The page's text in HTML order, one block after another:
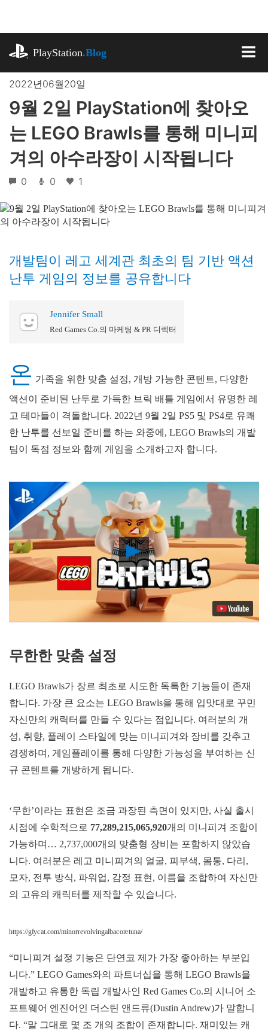
로
뛰
PlayStation.Blog
2022년06월20일
9월 2일 PlayStation에 찾아오
는 LEGO Brawls를 통해 미니피
겨의 아수라장이 시작됩니다
0 0 1
개발팀이 레고 세계관 최초의 팀 기반 액션
난투 게임의 정보를 공유합니다
Jennifer Small
Red Games Co.의 마케팅 & PR 디렉터
온 가족을 위한 맞춤 설정, 개방 가능한 콘텐트, 다양한
액션이 준비된 난투로 가득한 브릭 배틀 게임에서 유명한 레
고 테마들이 격돌합니다. 2022년 9월 2일 PS5 및 PS4로 유쾌
한 난투를 선보일 준비를 하는 와중에, LEGO Brawls의 개발
팀이 독점 정보와 함께 게임을 소개하고자 합니다.
Play
Video
무한한 맞춤 설정
LEGO Brawls가 장르 최초로 시도한 독특한 기능들이 존재
합니다. 가장 큰 요소는 LEGO Brawls을 통해 입맛대로 꾸민
자신만의 캐릭터를 만들 수 있다는 점입니다. 여러분의 개
성, 취향, 플레이 스타일에 맞는 미니피겨와 장비를 갖추고
경쟁하며, 게임플레이를 통해 다양한 가능성을 부여하는 신
규 콘텐트를 개방하게 됩니다.
‘무한’이라는 표현은 조금 과장된 측면이 있지만, 사실 출시
시점에 수학적으로 77,289,215,065,920개의 미니피겨 조합이
가능하며… 2,737,000개의 맞춤형 장비는 포함하지 않았습
니다. 여러분은 레고 미니피겨의 얼굴, 피부색, 몸통, 다리,
모자, 전투 방식, 파워업, 감정 표현, 이름을 조합하여 자신만
의 고유의 캐릭터를 제작할 수 있습니다.
https://gfycat.com/minorrevolvingalbacoretuna/
“미니피겨 설정 기능은 단연코 제가 가장 좋아하는 부분입
니다.” LEGO Games와의 파트너십을 통해 LEGO Brawls을
개발하고 유통한 독립 개발사인 Red Games Co.의 시니어 소
프트웨어 엔진어인 더스틴 앤드류(Dustin Andrew)가 말합니
다. “말 그대로 몇 조 개의 조합이 존재합니다. 재미있는 캐